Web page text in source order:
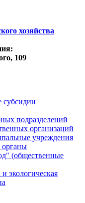
хозяйства
109
субсидии
подразделений
организаций
учреждения
органы
(общественные
экологическая